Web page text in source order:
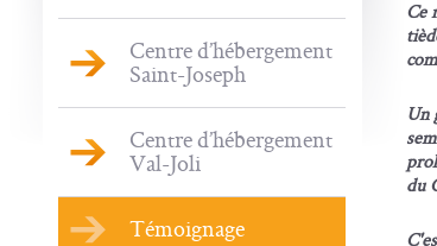
Centre d’hébergement
Saint-Joseph
Centre d’hébergement
Val-Joli
Témoignage
Ce
Un
du